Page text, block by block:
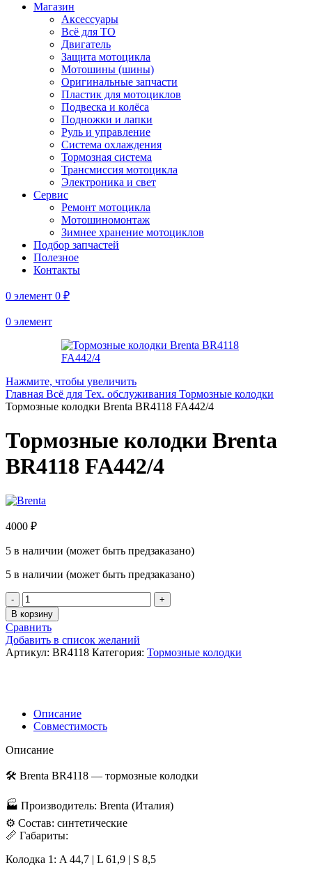
Магазин
Аксессуары
Всё для ТО
Двигатель
Защита мотоцикла
Мотошины (шины)
Оригинальные запчасти
Пластик для мотоциклов
Подвеска и колёса
Подножки и лапки
Руль и управление
Система охлаждения
Тормозная система
Трансмиссия мотоцикла
Электроника и свет
Сервис
Ремонт мотоцикла
Мотошиномонтаж
Зимнее хранение мотоциклов
Подбор запчастей
Полезное
Контакты
0 элемент 0 ₽
0 элемент
Нажмите, чтобы увеличить
Главная Всё для Тех. обслуживания Тормозные колодки
Тормозные колодки Brenta BR4118 FA442/4
Тормозные колодки Brenta
BR4118 FA442/4
4000 ₽
5 в наличии (может быть предзаказано)
5 в наличии (может быть предзаказано)
Количество
товара
Тормозные
колодки
Brenta
BR4118
В корзину
Сравнить
Добавить в список желаний
Артикул: BR4118 Категория: Тормозные колодки
Описание
Совместимость
Описание
🛠 Brenta BR4118 — тормозные колодки
🏭 Производитель: Brenta (Италия)
⚙️ Состав: синтетические
📏 Габариты:
Колодка 1: A 44,7 | L 61,9 | S 8,5